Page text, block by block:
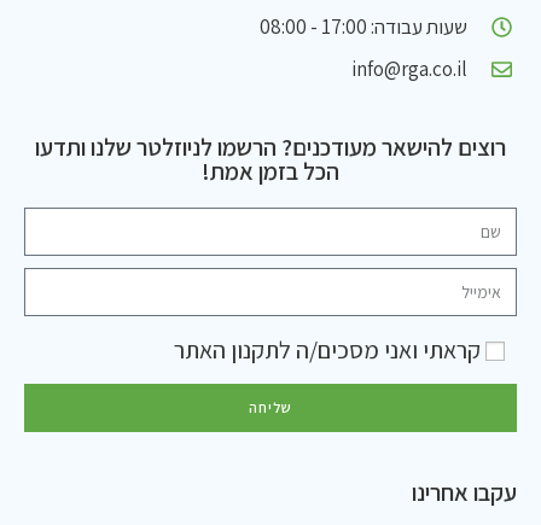
שעות עבודה: 17:00 - 08:00
info@rga.co.il
רוצים להישאר מעודכנים? הרשמו לניוזלטר שלנו ותדעו
הכל בזמן אמת!
קראתי ואני מסכים/ה לתקנון האתר
שליחה
עקבו אחרינו